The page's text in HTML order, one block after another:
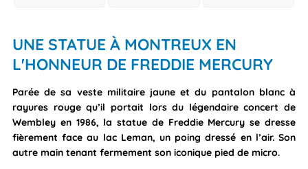
UNE STATUE À MONTREUX EN
L'HONNEUR DE FREDDIE MERCURY
Parée de sa veste militaire jaune et du pantalon blanc à
rayures rouge qu’il portait lors du légendaire concert de
Wembley en 1986, la statue de Freddie Mercury se dresse
fièrement face au lac Leman, un poing dressé en l’air. Son
autre main tenant fermement son iconique pied de micro.